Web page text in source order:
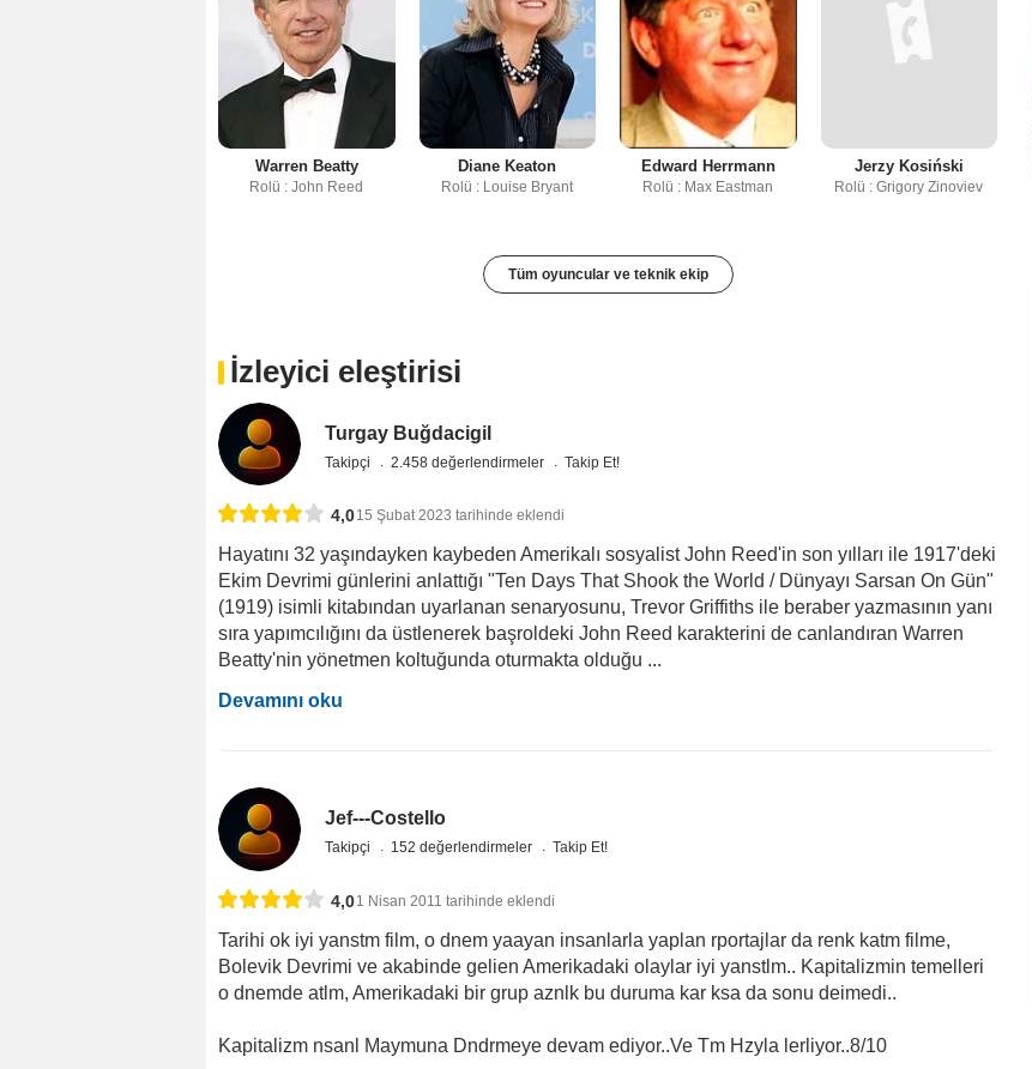
Warren Beatty
Rolü : John Reed
Diane Keaton
Rolü : Louise Bryant
Edward Herrmann
Rolü : Max Eastman
Jerzy Kosiński
Rolü : Grigory Zinoviev
Tüm oyuncular ve teknik ekip
İzleyici eleştirisi
Turgay Buğdacigil
Takipçi 2.458 değerlendirmeler Takip Et!
4,015 Şubat 2023 tarihinde eklendi
Hayatını 32 yaşındayken kaybeden Amerikalı sosyalist John Reed'in son yılları ile 1917'deki
Ekim Devrimi günlerini anlattığı "Ten Days That Shook the World / Dünyayı Sarsan On Gün"
(1919) isimli kitabından uyarlanan senaryosunu, Trevor Griffiths ile beraber yazmasının yanı
sıra yapımcılığını da üstlenerek başroldeki John Reed karakterini de canlandıran Warren
Beatty'nin yönetmen koltuğunda oturmakta olduğu ...
Devamını oku
Jef---Costello
Takipçi 152 değerlendirmeler Takip Et!
4,01 Nisan 2011 tarihinde eklendi
Tarihi ok iyi yanstm film, o dnem yaayan insanlarla yaplan rportajlar da renk katm filme,
Bolevik Devrimi ve akabinde gelien Amerikadaki olaylar iyi yanstlm.. Kapitalizmin temelleri
o dnemde atlm, Amerikadaki bir grup aznlk bu duruma kar ksa da sonu deimedi..
Kapitalizm nsanl Maymuna Dndrmeye devam ediyor..Ve Tm Hzyla lerliyor..8/10